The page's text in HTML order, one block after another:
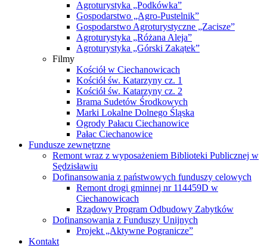
Agroturystyka „Podkówka”
Gospodarstwo „Agro-Pustelnik”
Gospodarstwo Agroturystyczne „Zacisze”
Agroturystyka „Różana Aleja”
Agroturystyka „Górski Zakątek”
Filmy
Kościół w Ciechanowicach
Kościół św. Katarzyny cz. 1
Kościół św. Katarzyny cz. 2
Brama Sudetów Środkowych
Marki Lokalne Dolnego Śląska
Ogrody Pałacu Ciechanowice
Pałac Ciechanowice
Fundusze zewnętrzne
Remont wraz z wyposażeniem Biblioteki Publicznej w
Sędzisławiu
Dofinansowania z państwowych funduszy celowych
Remont drogi gminnej nr 114459D w
Ciechanowicach
Rządowy Program Odbudowy Zabytków
Dofinansowania z Funduszy Unijnych
Projekt „Aktywne Pogranicze”
Kontakt